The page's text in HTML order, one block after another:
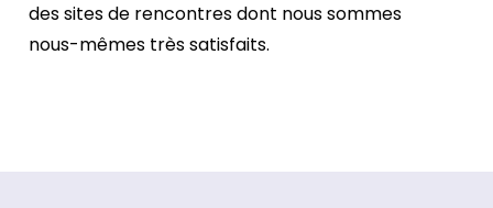
des sites de rencontres dont nous sommes
nous-mêmes très satisfaits.